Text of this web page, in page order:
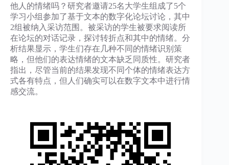
他人的情绪吗？研究者邀请25名大学生组成了5个
学习小组参加了基于文本的数字化论坛讨论，其中
2组被纳入采访范围。被采访的学生被要求阅读所
在论坛的对话记录，探讨转折点和其中的情绪。分
析结果显示，学生们存在几种不同的情绪识别策
略，但他们的表达情绪的文本缺乏同质性。研究者
指出，尽管当前的结果发现不同个体的情绪表达方
式各有特点，但人们确实可以在数字文本中进行情
感交流。